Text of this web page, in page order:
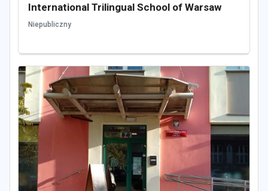
International Trilingual School of Warsaw
Niepubliczny